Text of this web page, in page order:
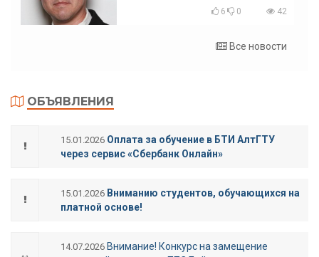
Николаевича с юбилеем!
6 0 42
Все новости
ОБЪЯВЛЕНИЯ
15.01.2026 Оплата за обучение в БТИ АлтГТУ
через сервис «Сбербанк Онлайн»
15.01.2026 Вниманию студентов, обучающихся на
платной основе!
14.07.2026 Внимание! Конкурс на замещение